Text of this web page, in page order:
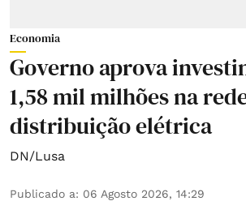
Economia
Governo aprova
1,58 mil milhões na
distribuição elétrica
DN/Lusa
Publicado a: 06 Agosto 2026, 14:29